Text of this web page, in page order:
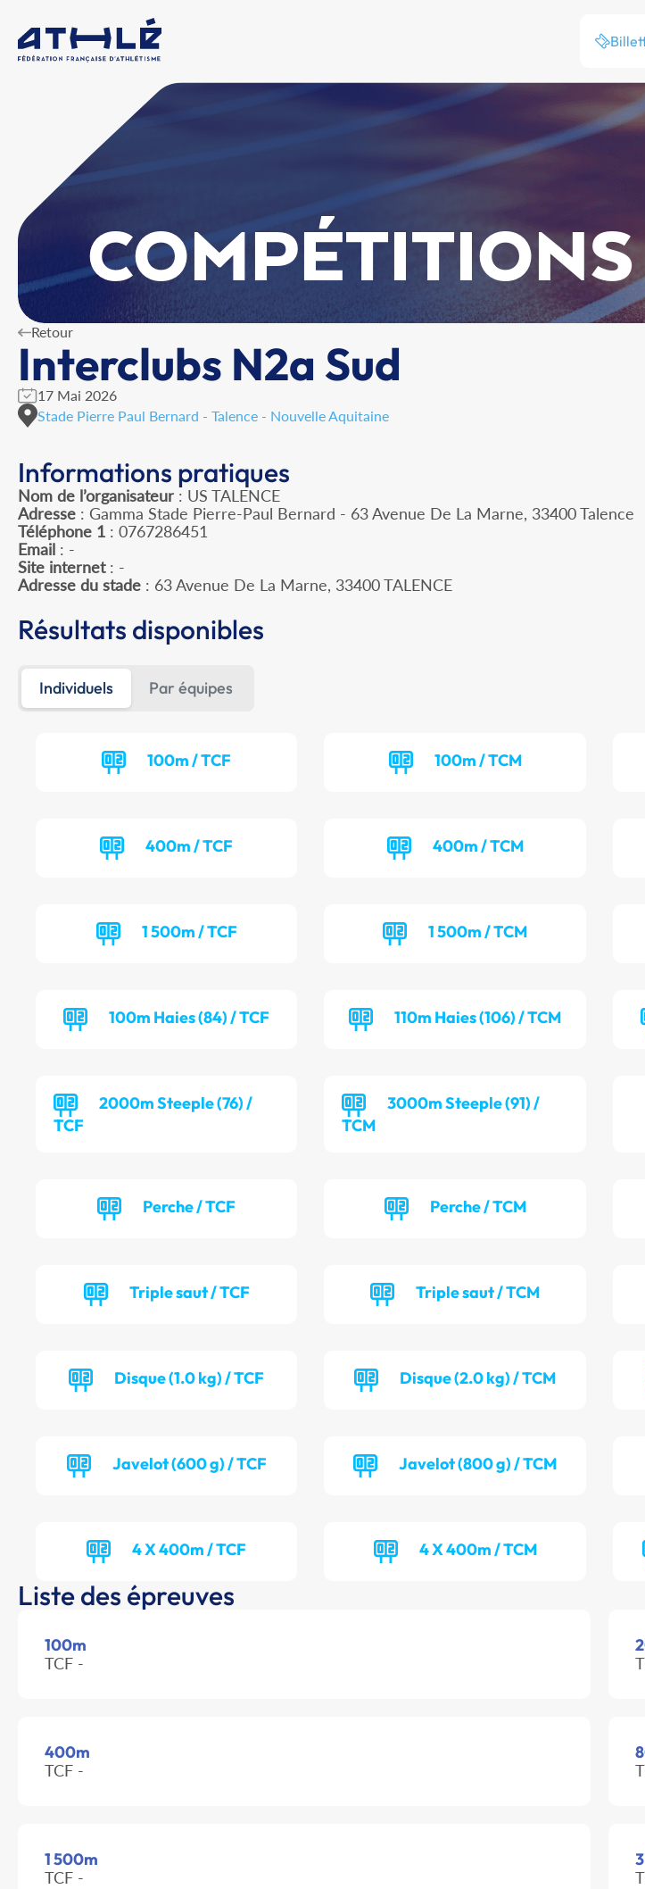
COMPÉTITIONS
Retour
Interclubs N2a Sud
17 Mai 2026
Stade Pierre Paul Bernard - Talence - Nouvelle Aquitaine
Informations pratiques
Nom de l’organisateur : US TALENCE
Adresse : Gamma Stade Pierre-Paul Bernard - 63 Avenue De La Marne, 33400 Talence
Téléphone 1 : 0767286451
Email : -
Site internet: -
Adresse du stade : 63 Avenue De La Marne, 33400 TALENCE
Résultats disponibles
Individuels Par équipes
100m / TCF 100m / TCM
400m / TCF 400m / TCM
1 500m / TCF 1 500m / TCM
100m Haies (84) / TCF 110m Haies (106) / TCM
2000m Steeple (76) /
TCF
3000m Steeple (91) /
TCM
Perche / TCF Perche / TCM
Triple saut / TCF Triple saut / TCM
Disque (1.0 kg) / TCF Disque (2.0 kg) / TCM
Javelot (600 g) / TCF Javelot (800 g) / TCM
4 X 400m / TCF 4 X 400m / TCM
Liste des épreuves
100m
TCF -
400m
TCF -
1 500m
TCF -